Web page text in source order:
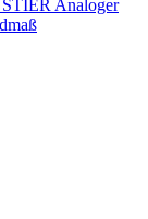
Analoger